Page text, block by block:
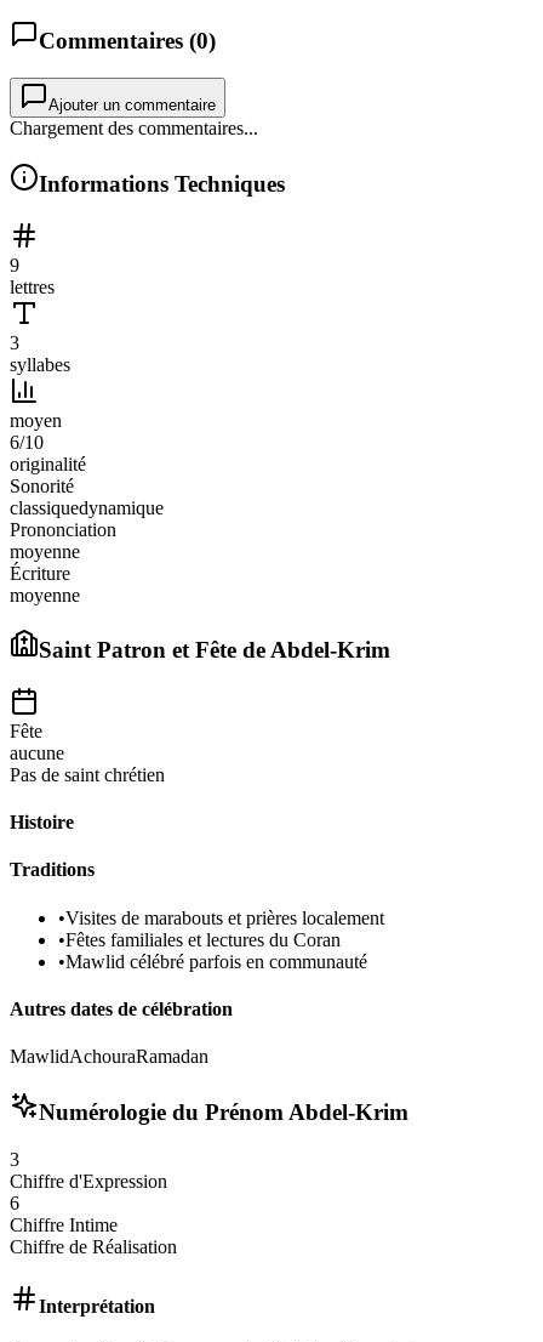
Commentaires (0)
Ajouter un commentaire
Chargement des commentaires...
Informations Techniques
9
lettres
3
syllabes
moyen
6/10
originalité
Sonorité
classiquedynamique
Prononciation
moyenne
Écriture
moyenne
Saint Patron et Fête deAbdel-Krim
Fête
aucune
Pas de saint chrétien
Histoire
Traditions
•Visites de marabouts et prières localement
•Fêtes familiales et lectures du Coran
•Mawlid célébré parfois en communauté
Autres dates de célébration
MawlidAchouraRamadan
Numérologie du Prénom Abdel-Krim
3
Chiffre d'Expression
6
Chiffre Intime
Chiffre de Réalisation
Interprétation